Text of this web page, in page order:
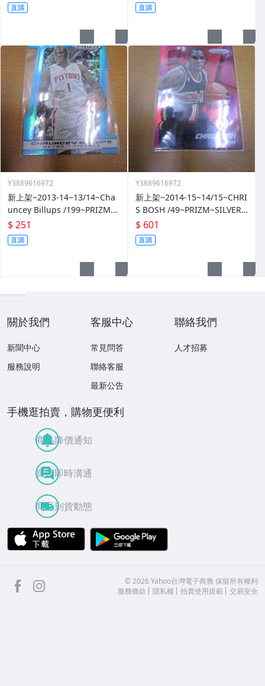
直購 直購
Y3889616972
新上架~2013-14~13/14~Cha
uncey Billups /199~PRIZM~S
ILVER~藍亮~限量/199~10601
14-1
$ 251
直購
Y3889616972
新上架~2014-15~14/15~CHRI
S BOSH /49~PRIZM~SILVER~
紅亮~低限量/49~1060114-1
$ 601
直購
關於我們
新聞中心
服務說明
客服中心
常見問答
聯絡客服
最新公告
聯絡我們
人才招募
手機逛拍賣，購物更便利
商品降價通知
買賣即時溝通
商品到貨動態
APP Store
facebook ©2026 Yahoo台灣電子商務 保留所有權利
服務條款
隱私權 拍賣使用規範 交易安全